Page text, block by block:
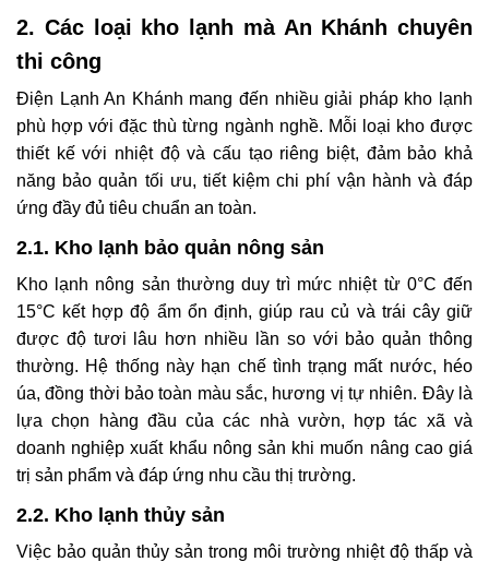
2. Các loại kho lạnh mà An Khánh chuyên
thi công
Điện Lạnh An Khánh mang đến nhiều giải pháp kho lạnh
phù hợp với đặc thù từng ngành nghề. Mỗi loại kho được
thiết kế với nhiệt độ và cấu tạo riêng biệt, đảm bảo khả
năng bảo quản tối ưu, tiết kiệm chi phí vận hành và đáp
ứng đầy đủ tiêu chuẩn an toàn.
2.1. Kho lạnh bảo quản nông sản
Kho lạnh nông sản thường duy trì mức nhiệt từ 0°C đến
15°C kết hợp độ ẩm ổn định, giúp rau củ và trái cây giữ
được độ tươi lâu hơn nhiều lần so với bảo quản thông
thường. Hệ thống này hạn chế tình trạng mất nước, héo
úa, đồng thời bảo toàn màu sắc, hương vị tự nhiên. Đây là
lựa chọn hàng đầu của các nhà vườn, hợp tác xã và
doanh nghiệp xuất khẩu nông sản khi muốn nâng cao giá
trị sản phẩm và đáp ứng nhu cầu thị trường.
2.2. Kho lạnh thủy sản
Việc bảo quản thủy sản trong môi trường nhiệt độ thấp và